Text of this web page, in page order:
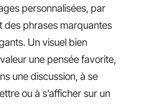
personnalisées, par
des phrases marquantes
Un visuel bien
une pensée favorite,
une discussion, à se
ou à s’afficher sur un